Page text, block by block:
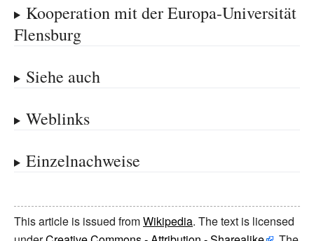
Kooperation mit der Europa-Universität
Flensburg
Siehe auch
Weblinks
Einzelnachweise
This article is issued fromWikipedia. The text is licensed